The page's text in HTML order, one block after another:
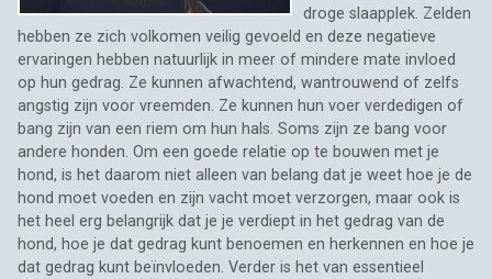
droge slaapplek. Zelden
hebben ze zich volkomen veilig gevoeld en deze negatieve
ervaringen hebben natuurlijk in meer of mindere mate invloed
op hun gedrag. Ze kunnen afwachtend, wantrouwend of zelfs
angstig zijn voor vreemden. Ze kunnen hun voer verdedigen of
bang zijn van een riem om hun hals. Soms zijn ze bang voor
andere honden. Om een goede relatie op te bouwen met je
hond, is het daarom niet alleen van belang dat je weet hoe je de
hond moet voeden en zijn vacht moet verzorgen, maar ook is
het heel erg belangrijk dat je je verdiept in het gedrag van de
hond, hoe je dat gedrag kunt benoemen en herkennen en hoe je
dat gedrag kunt beïnvloeden. Verder is het van essentieel